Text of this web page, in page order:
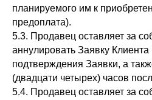
планируемого им к
предоплата).
5.3. Продавец оставляет за
аннулировать Заявку Клиента
подтверждения Заявки, а
(двадцати четырех) часов
5.4. Продавец оставляет за